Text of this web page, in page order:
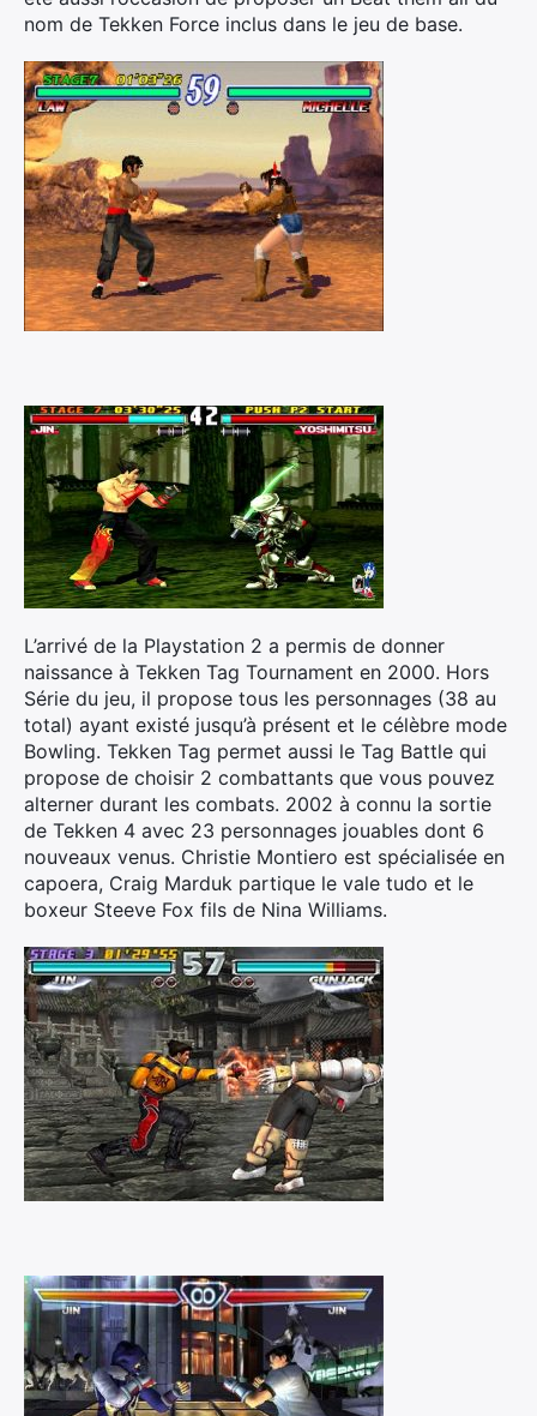
nom de Tekken Force inclus dans le jeu de base.
L’arrivé de la Playstation 2 a permis de donner
naissance à Tekken Tag Tournament en 2000. Hors
Série du jeu, il propose tous les personnages (38 au
total) ayant existé jusqu’à présent et le célèbre mode
Bowling. Tekken Tag permet aussi le Tag Battle qui
propose de choisir 2 combattants que vous pouvez
alterner durant les combats. 2002 à connu la sortie
de Tekken 4 avec 23 personnages jouables dont 6
nouveaux venus. Christie Montiero est spécialisée en
capoera, Craig Marduk partique le vale tudo et le
boxeur Steeve Fox fils de Nina Williams.